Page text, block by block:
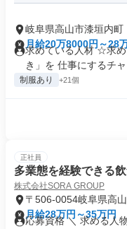
岐阜県高山市漆垣内町
月給20万8000円～28
求めている人材 ☆求
き」を 仕事にするチャ
制服あり +21個
正社員
多業態を経験できる
株式会社SORA GROUP
〒506-0054岐阜県高
月給28万円～35万円
応募資格 ＼ 求める人